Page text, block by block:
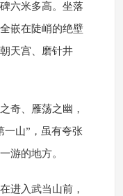
六米多高。坐落
嵌在陡峭的绝壁
天宫、磨针井
奇、雁荡之幽，
一山”，虽有夸张
游的地方。
进入武当山前，